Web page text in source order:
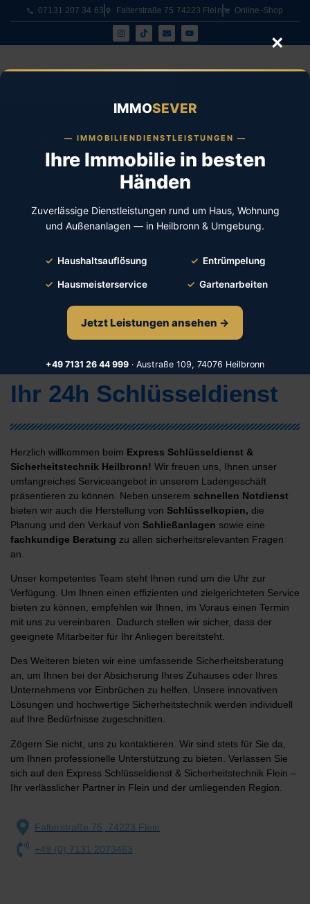
07131 207 34 63 Falterstraße 75 74223 Flein Online-Shop
Express Schlüsseldienst
Sicherheitstechnik Flein
Express Schlüsseldienst Sicherheitstechnik Flein
Ihr 24h Schlüsseldienst
Herzlich willkommen beim Express Schlüsseldienst &
Sicherheitstechnik Heilbronn! Wir freuen uns, Ihnen unser
umfangreiches Serviceangebot in unserem Ladengeschäft
präsentieren zu können. Neben unserem schnellen Notdienst
bieten wir auch die Herstellung von Schlüsselkopien, die
Planung und den Verkauf von Schließanlagen sowie eine
fachkundige Beratung zu allen sicherheitsrelevanten Fragen
an.
Unser kompetentes Team steht Ihnen rund um die Uhr zur
Verfügung. Um Ihnen einen effizienten und zielgerichteten Service
bieten zu können, empfehlen wir Ihnen, im Voraus einen Termin
mit uns zu vereinbaren. Dadurch stellen wir sicher, dass der
geeignete Mitarbeiter für Ihr Anliegen bereitsteht.
Des Weiteren bieten wir eine umfassende Sicherheitsberatung
an, um Ihnen bei der Absicherung Ihres Zuhauses oder Ihres
Unternehmens vor Einbrüchen zu helfen. Unsere innovativen
Lösungen und hochwertige Sicherheitstechnik werden individuell
auf Ihre Bedürfnisse zugeschnitten.
Zögern Sie nicht, uns zu kontaktieren. Wir sind stets für Sie da,
um Ihnen professionelle Unterstützung zu bieten. Verlassen Sie
sich auf den Express Schlüsseldienst & Sicherheitstechnik Flein –
Ihr verlässlicher Partner in Flein und der umliegenden Region.
Falterstraße 75, 74223 Flein
+49 (0) 7131 2073463
IMMOSEVER
— IMMOBILIENDIENSTLEISTUNGEN —
Ihre Immobilie in besten
Händen
Zuverlässige Dienstleistungen rund um Haus, Wohnung
und Außenanlagen — in Heilbronn & Umgebung.
✓ Haushaltsauflösung ✓ Entrümpelung
✓ Hausmeisterservice ✓ Gartenarbeiten
Jetzt Leistungen ansehen →
+49 7131 26 44 999 · Austraße 109, 74076 Heilbronn